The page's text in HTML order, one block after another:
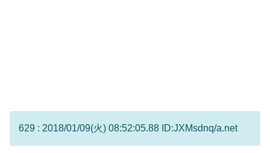
629 : 2018/01/09(火) 08:52:05.88 ID:JXMsdnq/a.net